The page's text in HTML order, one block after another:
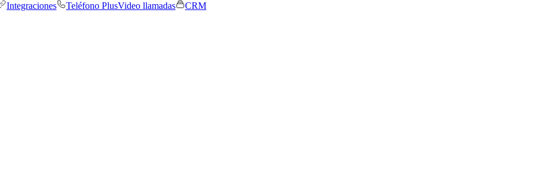
Integraciones Teléfono PlusVideo llamadas
CRM